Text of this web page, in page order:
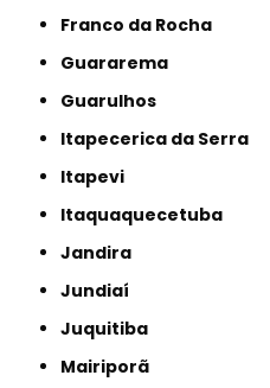
Franco da Rocha
Guararema
Guarulhos
Itapecerica da Serra
Itapevi
Itaquaquecetuba
Jandira
Jundiaí
Juquitiba
Mairiporã